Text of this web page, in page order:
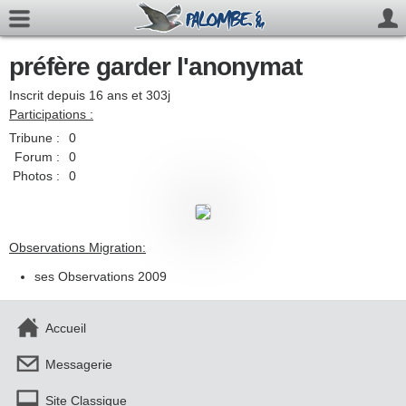
préfère garder l'anonymat
Inscrit depuis 16 ans et 303j
Participations :
Tribune :
0
Forum :
0
Photos :
0
Observations Migration:
ses Observations 2009
Accueil
Messagerie
Site Classique